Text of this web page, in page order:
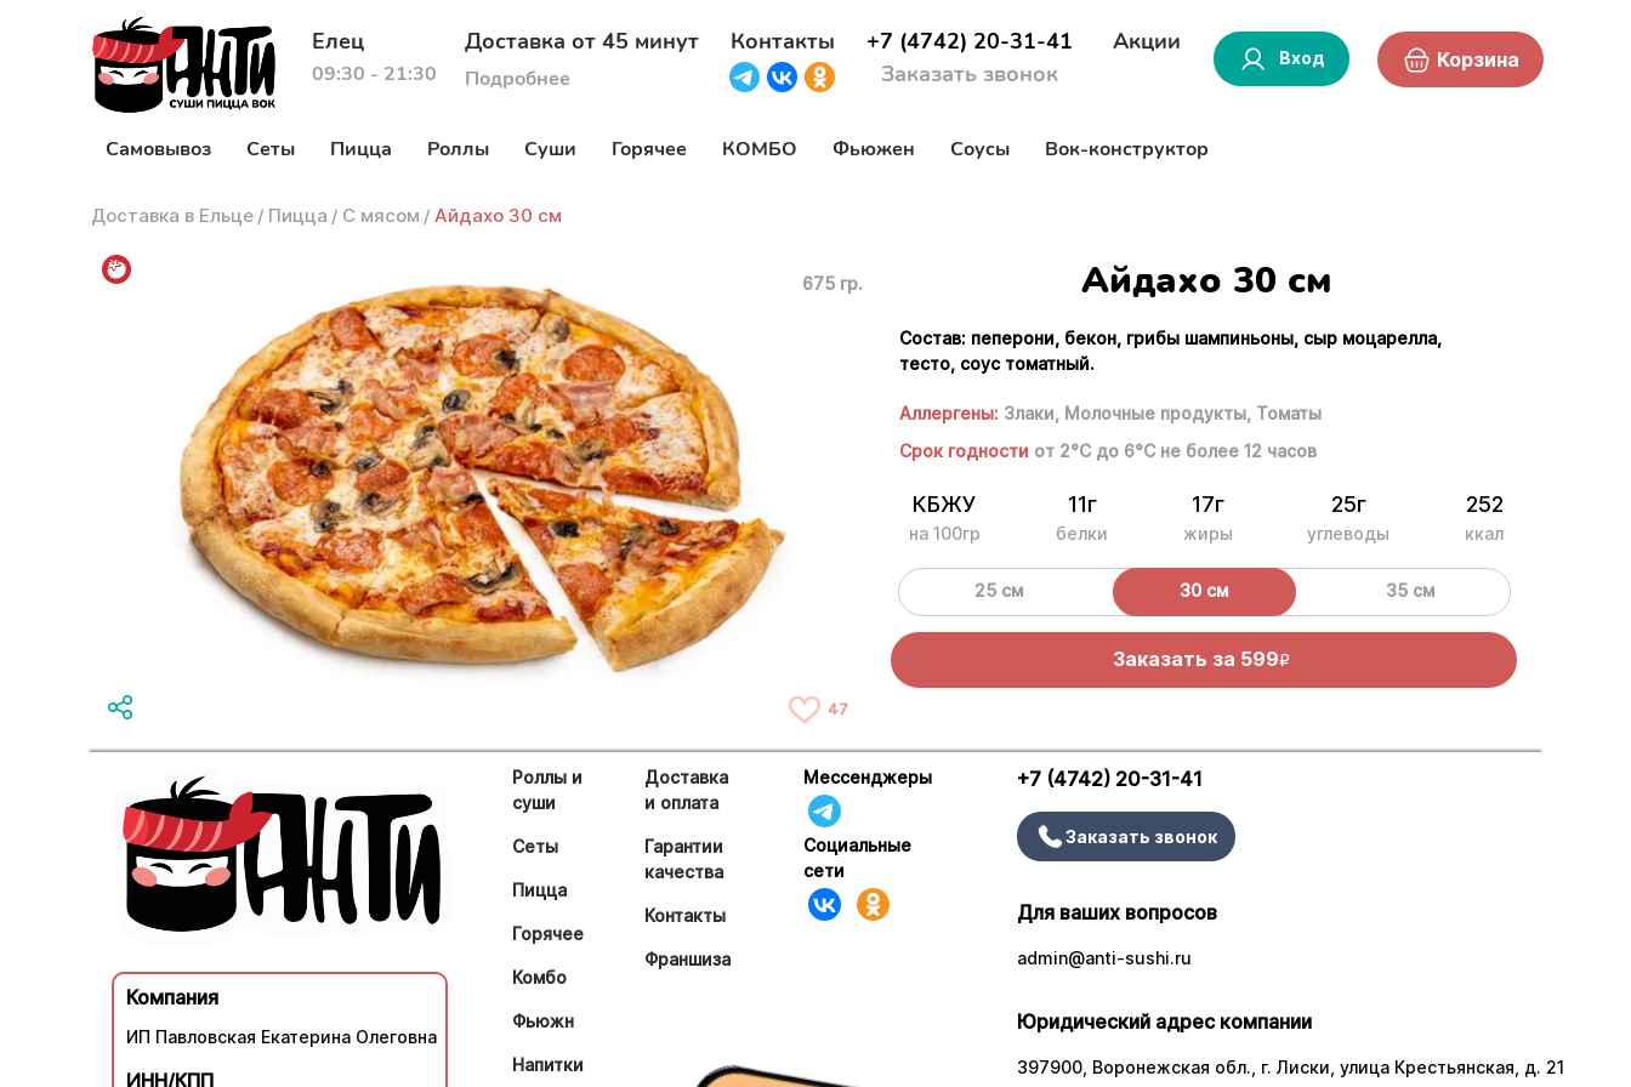
Елец
09:30 - 21:30
Доставка от 45 минут
Подробнее
Контакты
+7 (4742) 20-31-41
Заказать звонок
Акции
Вход Корзина
Самовывоз Сеты Пицца Роллы Суши Горячее КОМБО Фьюжен Соусы Вок-конструктор
Доставка в Ельце / Пицца / С мясом / Айдахо 30 см
675 гр.
47
Айдахо 30 см
Состав: пеперони, бекон, грибы шампиньоны, сыр моцарелла,
тесто, соус томатный.
Аллергены: Злаки, Молочные продукты, Томаты
Срок годности от 2°С до 6°С не более 12 часов
КБЖУ
на 100гр
11г
белки
17г
жиры
25г
углеводы
252
ккал
25 см 30 см 35 см
Заказать за 599R
Компания
ИП Павловская Екатерина Олеговна
ИНН/КПП
Роллы и
суши
Сеты
Пицца
Горячее
Комбо
Фьюжн
Напитки
Доставка
и оплата
Гарантии
качества
Контакты
Франшиза
Мессенджеры
Социальные
сети
+7 (4742) 20-31-41
Заказать звонок
Для ваших вопросов
admin@anti-sushi.ru
Юридический адрес компании
397900, Воронежская обл., г. Лиски, улица Крестьянская, д. 21